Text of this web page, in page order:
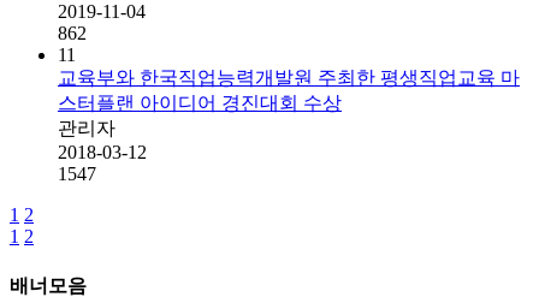
2019-11-04
862
11
교육부와 한국직업능력개발원 주최한 평생직업교육 마
스터플랜 아이디어 경진대회 수상
관리자
2018-03-12
1547
1 2
1 2
배너모음